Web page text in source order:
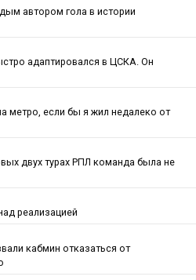
автором гола в истории
адаптировался в ЦСКА. Он
метро, если бы я жил недалеко от
двух турах РПЛ команда была не
реализацией
кабмин отказаться от